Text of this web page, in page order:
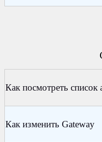
Как посмотреть
Как изменить Gateway